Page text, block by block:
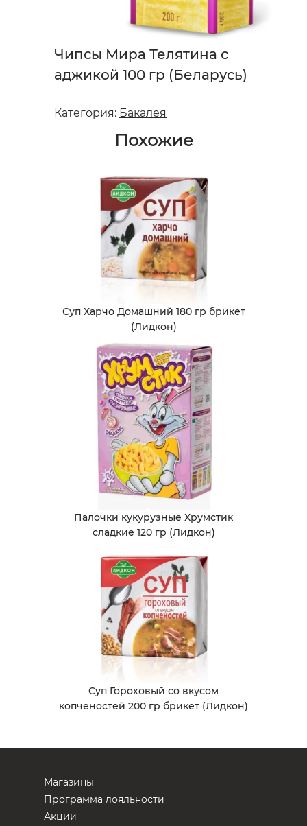
Чипсы Мира Телятина с
аджикой 100 гр (Беларусь)
Категория: Бакалея
Похожие
Суп Харчо Домашний 180 гр брикет
(Лидкон)
Палочки кукурузные Хрумстик
сладкие 120 гр (Лидкон)
Суп Гороховый со вкусом
копченостей 200 гр брикет (Лидкон)
Магазины
Программа лояльности
Акции